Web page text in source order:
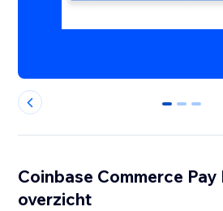
0 1 2
Coinbase Commerce Pay
overzicht